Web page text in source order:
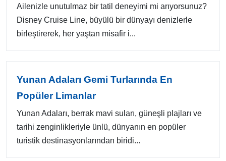
Ailenizle unutulmaz bir tatil deneyimi mi arıyorsunuz?
Disney Cruise Line, büyülü bir dünyayı denizlerle
birleştirerek, her yaştan misafir i...
Yunan Adaları Gemi Turlarında En
Popüler Limanlar
Yunan Adaları, berrak mavi suları, güneşli plajları ve
tarihi zenginlikleriyle ünlü, dünyanın en popüler
turistik destinasyonlarından biridi...